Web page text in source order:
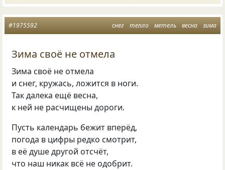
снег тепло метель весна зима
#1975592
Зима своё не отмела
Зима своё не отмела
и снег, кружась, ложится в ноги.
Так далека ещё весна,
к ней не расчищены дороги.
Пусть календарь бежит вперёд,
погода в цифры редко смотрит,
в её душе другой отсчёт,
что наш никак всё не одобрит.